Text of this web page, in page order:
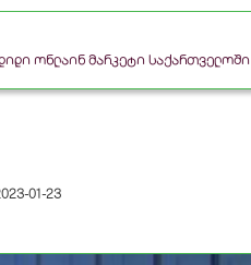
ონლაინ მარკეტი საქართველოში
01-23